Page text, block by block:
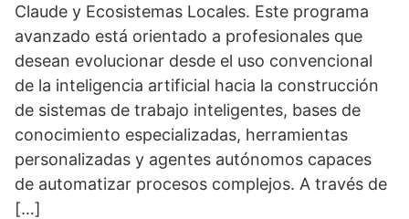
Claude y Ecosistemas Locales. Este programa
avanzado está orientado a profesionales que
desean evolucionar desde el uso convencional
de la inteligencia artificial hacia la construcción
de sistemas de trabajo inteligentes, bases de
conocimiento especializadas, herramientas
personalizadas y agentes autónomos capaces
de automatizar procesos complejos. A través de
[…]